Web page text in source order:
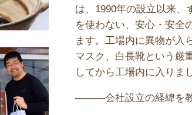
は、1990年の設立以来、
を使わない、安心・安全
ます。工場内に異物が入
マスク、白長靴という厳
してから工場内に入りま
———会社設立の経緯を教